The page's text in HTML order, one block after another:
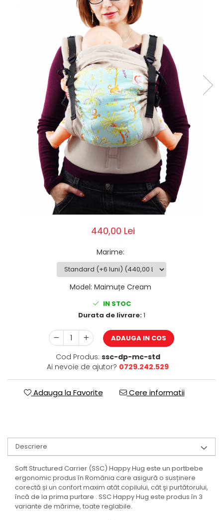
440,00 Lei
Marime:
Model: Maimuțe Cream
IN STOC
Durata de livrare:1
ADAUGA IN COS
Cod Produs: ssc-dp-mc-std
Ai nevoie de ajutor? 0729.242.529
Adauga la Favorite Cere informatii
Descriere
Soft Structured Carrier (SSC) Happy Hug este un portbebe
ergonomic produs în România care asigură o susținere
corectă și un confort maxim atât copilului, cât şi purtătorului,
încă de la prima purtare . SSC Happy Hug este produs în 3
variante de mărime, toate reglabile.